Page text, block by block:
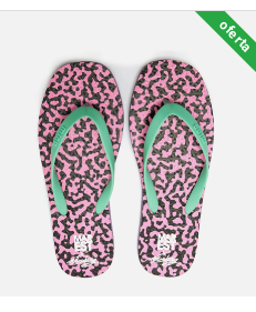
oferta